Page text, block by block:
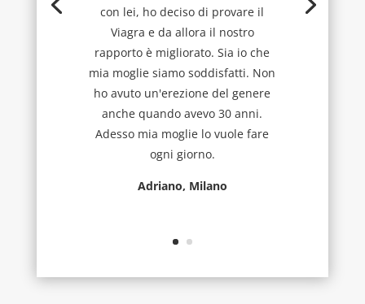
con lei, ho deciso di provare il
Viagra e da allora il nostro
rapporto è migliorato. Sia io che
mia moglie siamo soddisfatti. Non
ho avuto un'erezione del genere
anche quando avevo 30 anni.
Adesso mia moglie lo vuole fare
ogni giorno.
Adriano, Milano